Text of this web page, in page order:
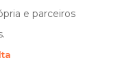
e parceiros